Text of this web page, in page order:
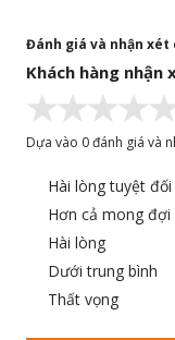
Đánh giá và nhận
Khách hàng nhận
Dựa vào 0 đánh giá và
Hài lòng tuyệt đối
Hơn cả mong đợi
Hài lòng
Dưới trung bình
Thất vọng